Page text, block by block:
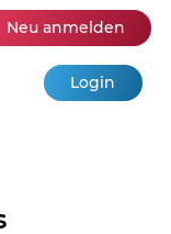
Neu anmelden
Login